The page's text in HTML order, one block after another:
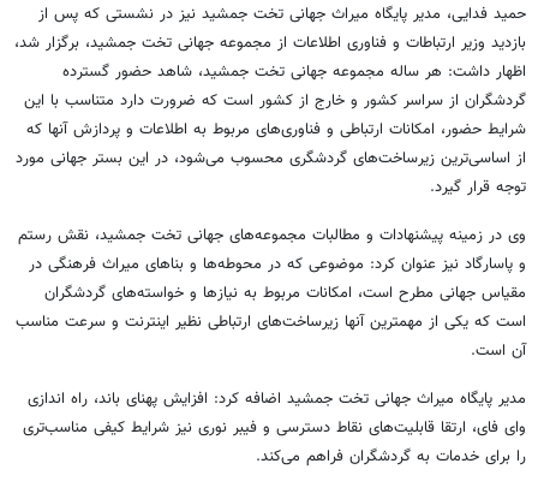
حمید فدایی، مدیر پایگاه میراث جهانی تخت جمشید نیز در نشستی که پس از
بازدید وزیر ارتباطات و فناوری اطلاعات از مجموعه جهانی تخت جمشید، برگزار شد،
اظهار داشت: هر ساله مجموعه جهانی تخت جمشید، شاهد حضور گسترده
گردشگران از سراسر کشور و خارج از کشور است که ضرورت دارد متناسب با این
شرایط حضور، امکانات ارتباطی و فناوری‌های مربوط به اطلاعات و پردازش آنها که
از اساسی‌ترین زیرساخت‌های گردشگری محسوب می‌شود، در این بستر جهانی مورد
توجه قرار گیرد.
وی در زمینه پیشنهادات و مطالبات مجموعه‌های جهانی تخت جمشید، نقش رستم
و پاسارگاد نیز عنوان کرد: موضوعی که در محوطه‌ها و بناهای میراث فرهنگی در
مقیاس جهانی مطرح است، امکانات مربوط به نیازها و خواسته‌های گردشگران
است که یکی از مهمترین آنها زیرساخت‌های ارتباطی نظیر اینترنت و سرعت مناسب
آن است.
مدیر پایگاه میراث جهانی تخت جمشید اضافه کرد: افزایش پهنای باند، راه اندازی
وای فای، ارتقا قابلیت‌های نقاط دسترسی و فیبر نوری نیز شرایط کیفی مناسب‌تری
را برای خدمات به گردشگران فراهم می‌کند.